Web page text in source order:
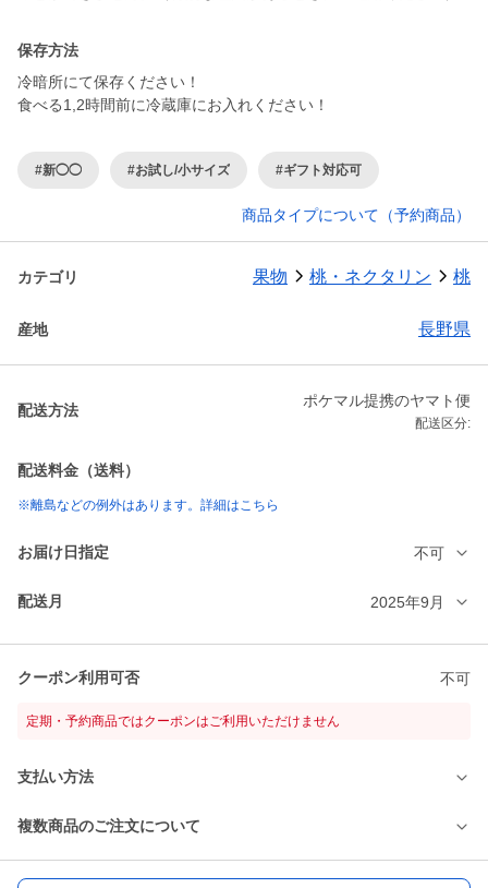
保存方法
冷暗所にて保存ください！
食べる1,2時間前に冷蔵庫にお入れください！
#新◯◯ #お試し/小サイズ #ギフト対応可
商品タイプについて（予約商品）
カテゴリ 果物 桃・ネクタリン 桃
産地 長野県
配送方法
ポケマル提携のヤマト便
配送区分:
配送料金（送料）
※離島などの例外はあります。詳細はこちら
お届け日指定 不可
配送月 2025年9月
クーポン利用可否 不可
定期・予約商品ではクーポンはご利用いただけません
支払い方法
複数商品のご注文について